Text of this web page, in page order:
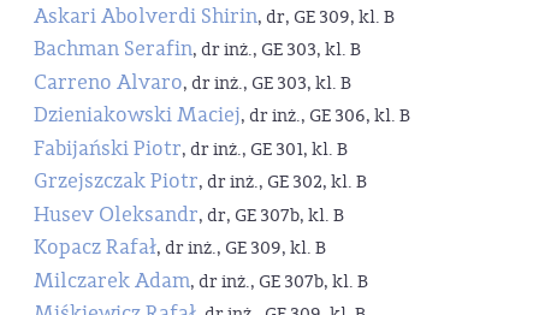
Askari Abolverdi Shirin, dr, GE 309, kl. B
Bachman Serafin, dr inż., GE 303, kl. B
Carreno Alvaro, dr inż., GE 303, kl. B
Dzieniakowski Maciej, dr inż., GE 306, kl. B
Fabijański Piotr, dr inż., GE 301, kl. B
Grzejszczak Piotr, dr inż., GE 302, kl. B
Husev Oleksandr, dr, GE 307b, kl. B
Kopacz Rafał, dr inż., GE 309, kl. B
Milczarek Adam, dr inż., GE 307b, kl. B